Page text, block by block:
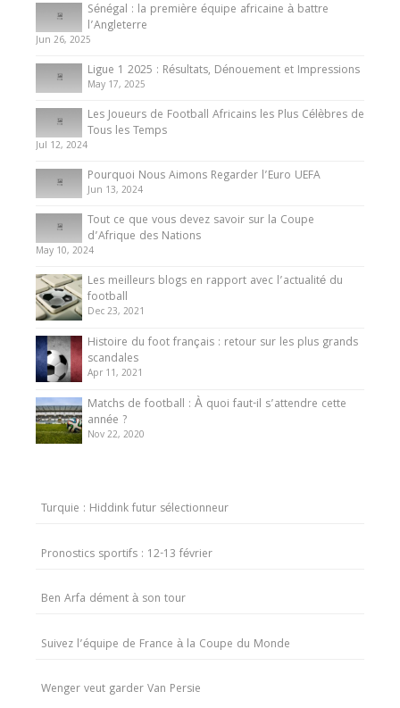
Présentation de l’équipe nationale de football
du Cameroun
8 August 2025
Sénégal : la première équipe africaine à battre
l’Angleterre
Jun 26, 2025
Ligue 1 2025 : Résultats, Dénouement et Impressions
May 17, 2025
Les Joueurs de Football Africains les Plus Célèbres de
Tous les Temps
Jul 12, 2024
Pourquoi Nous Aimons Regarder l’Euro UEFA
Jun 13, 2024
Tout ce que vous devez savoir sur la Coupe
d’Afrique des Nations
May 10, 2024
Les meilleurs blogs en rapport avec l’actualité du
football
Dec 23, 2021
Histoire du foot français : retour sur les plus grands
scandales
Apr 11, 2021
Matchs de football : À quoi faut-il s’attendre cette
année ?
Nov 22, 2020
Turquie : Hiddink futur sélectionneur
Pronostics sportifs : 12-13 février
Ben Arfa dément à son tour
Suivez l’équipe de France à la Coupe du Monde
Wenger veut garder Van Persie